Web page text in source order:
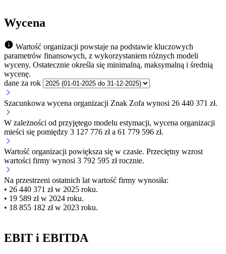
Wycena
Wartość organizacji powstaje na podstawie kluczowych
parametrów finansowych, z wykorzystaniem różnych modeli
wyceny. Ostatecznie określa się minimalną, maksymalną i średnią
wycenę.
dane za rok
Szacunkowa wycena organizacji Znak Zofa wynosi 26 440 371 zł.
W zależności od przyjętego modelu estymacji, wycena organizacji
mieści się pomiędzy 3 127 776 zł a 61 779 596 zł.
Wartość organizacji powiększa się w czasie. Przeciętny wzrost
wartości firmy wynosi 3 792 595 zł rocznie.
Na przestrzeni ostatnich lat wartość firmy wynosiła:
• 26 440 371 zł w 2025 roku.
• 19 589 zł w 2024 roku.
• 18 855 182 zł w 2023 roku.
EBIT i EBITDA